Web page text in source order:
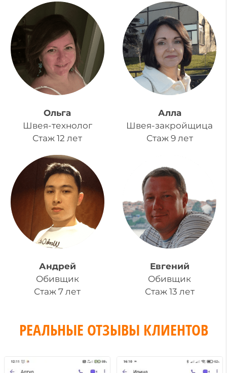
Ольга
Швея-технолог
Стаж 12 лет
Алла
Швея-закройщица
Стаж 9 лет
Андрей
Обивщик
Стаж 7 лет
Евгений
Обивщик
Стаж 13 лет
РЕАЛЬНЫЕ ОТЗЫВЫ КЛИЕНТОВ